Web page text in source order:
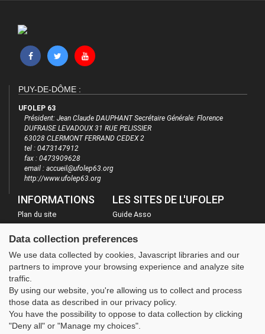
PUY-DE-DÔME :
UFOLEP 63
Président: Jean Claude DAUPHANT Secrétaire Générale: Florence
DUFRAISE LEVADOUX 31 RUE PELISSIER
63028 CLERMONT FERRAND CEDEX 2
tel : 0473147912
fax : 0473909628
email : accueil@ufolep63.org
http://www.ufolep63.org
INFORMATIONS
Plan du site
Mentions légales
Administration
LES SITES DE L'UFOLEP
Guide Asso
Inscriptions évènements
Data collection preferences
We use data collected by cookies, Javascript libraries and our
partners to improve your browsing experience and analyze site
traffic.
By using our website, you're allowing us to collect and process
those data as described in our privacy policy.
You have the possibility to oppose to data collection by clicking
"Deny all" or "Manage my choices".